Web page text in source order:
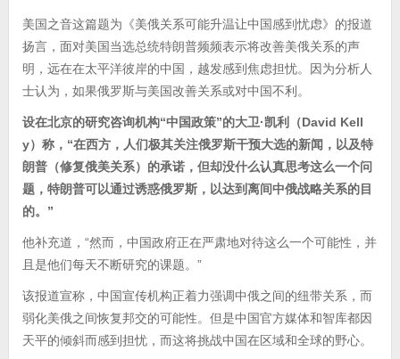
美国之音这篇题为《美俄关系可能升温让中国感到忧虑》的报道
扬言，面对美国当选总统特朗普频频表示将改善美俄关系的声
明，远在在太平洋彼岸的中国，越发感到焦虑担忧。因为分析人
士认为，如果俄罗斯与美国改善关系或对中国不利。
设在北京的研究咨询机构“中国政策”的大卫·凯利（David Kell
y）称，“在西方，人们极其关注俄罗斯干预大选的新闻，以及特
朗普（修复俄美关系）的承诺，但却没什么认真思考这么一个问
题，特朗普可以通过诱惑俄罗斯，以达到离间中俄战略关系的目
的。”
他补充道，“然而，中国政府正在严肃地对待这么一个可能性，并
且是他们每天不断研究的课题。”
该报道宣称，中国宣传机构正着力强调中俄之间的纽带关系，而
弱化美俄之间恢复邦交的可能性。但是中国官方媒体和智库都因
天平的倾斜而感到担忧，而这将挑战中国在区域和全球的野心。